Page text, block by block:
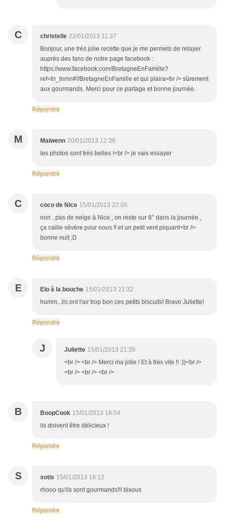
C christelle 22/01/2013 11:37
Bonjour, une très jolie recette que je me permets de relayer
auprès des fans de notre page facebook :
https://www.facebook.com/BretagneEnFamille?
ref=tn_tnmn#!/BretagneEnFamille et qui plaira<br /> sûrement
aux gourmands. Merci pour ce partage et bonne journée.
Répondre
M Maiwenn 20/01/2013 12:36
les photos sont très belles !<br /> je vais essayer
Répondre
C coco de Nice 15/01/2013 22:05
non , pas de neige à Nice , on reste sur 8° dans la journée ,
ça caille sévère pour nous !! et un petit vent piquant<br />
bonne nuit ;D
Répondre
E Elo à la bouche 15/01/2013 21:32
humm...ils ont l'air trop bon ces petits biscuits! Bravo Juliette!
Répondre
J Juliette 15/01/2013 21:39
<br /> <br /> Merci ma jolie ! Et à très vite !! :))<br />
<br /> <br /> <br />
B BoopCook 15/01/2013 18:54
ils doivent être délicieux !
Répondre
S sotis 15/01/2013 16:12
rhooo qu'ils sont gourmands!!! bisous
Répondre